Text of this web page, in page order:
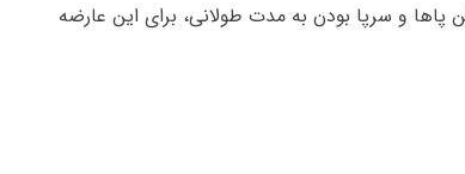
و سرپا بودن به مدت طولانی، برای این عارضه